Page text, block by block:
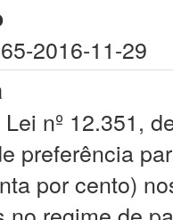
2016-11-29
nº 12.351,
preferência
por cento)